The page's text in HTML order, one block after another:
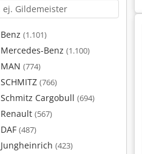
Benz (1.101)
Mercedes-Benz (1.100)
MAN (774)
SCHMITZ (766)
Schmitz Cargobull (694)
Renault (567)
DAF (487)
Jungheinrich (423)